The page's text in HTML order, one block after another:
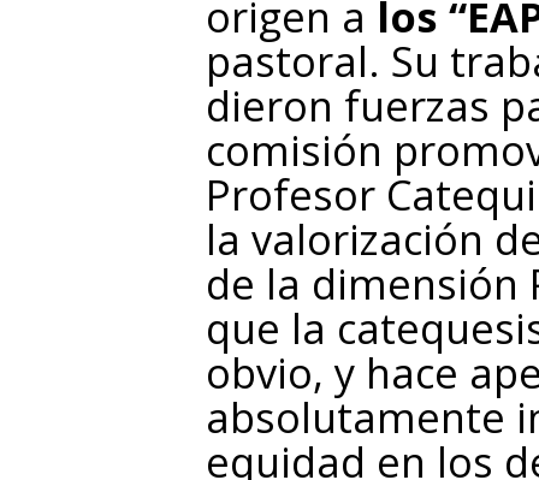
origen a los
pastoral. Su
dieron fuerzas
comisión
Profesor
la valorización
de la dimensión
que la
obvio, y hace
absolutamente
equidad en los